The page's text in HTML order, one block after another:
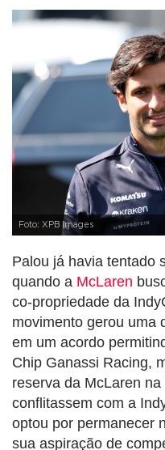
Foto: XPB Images
Palou já havia tentado
quando a McLaren
co-propriedade da
movimento gerou uma
em um acordo
Chip Ganassi Racing,
reserva da McLaren
conflitassem com a
optou por permanecer
sua aspiração de